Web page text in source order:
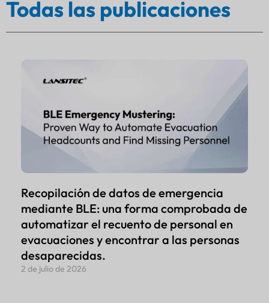
Todas las publicaciones
Recopilación de datos de emergencia
mediante BLE: una forma comprobada de
automatizar el recuento de personal en
evacuaciones y encontrar a las personas
desaparecidas.
2 de julio de 2026